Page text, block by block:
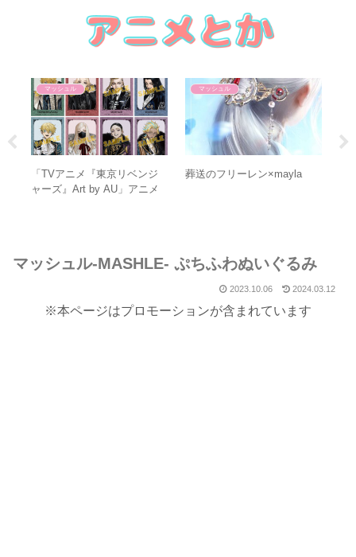
マッシュル
「TVアニメ『東京リベンジ
ャーズ』Art by AU」アニメ
マッシュル
葬送のフリーレン×mayla
マッシュル-MASHLE- ぷちふわぬいぐるみ
2023.10.06 2024.03.12
※本ページはプロモーションが含まれています